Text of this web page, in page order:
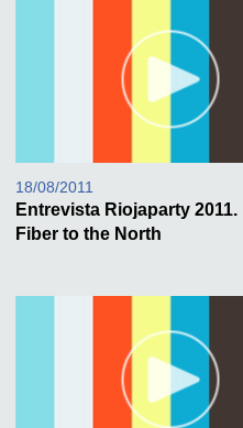
18/08/2011
Entrevista Riojaparty 2011.
Fiber to the North